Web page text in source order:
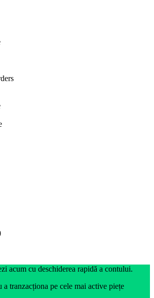
acum cu deschiderea rapidă a contului.
a tranzacționa pe cele mai active piețe